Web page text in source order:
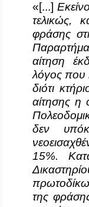
«[...]
τελικώς,
φράσης
αίτηση
λόγος που
διότι
αίτησης η
δεν
15%.
της